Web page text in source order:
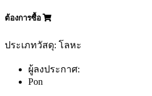
ต้องการซื้อ
ประเภทวัสดุ: โลหะ
ผู้ลงประกาศ:
Pon